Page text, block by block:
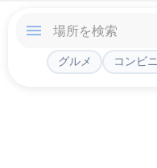
グルメ コンビニ